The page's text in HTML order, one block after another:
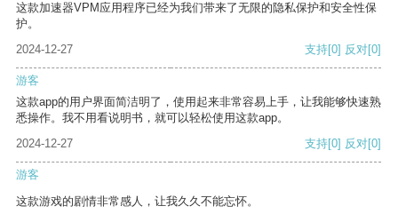
这款加速器VPM应用程序已经为我们带来了无限的隐私保护和安全性保
护。
2024-12-27
支持[0] 反对[0]
游客
这款app的用户界面简洁明了，使用起来非常容易上手，让我能够快速熟
悉操作。我不用看说明书，就可以轻松使用这款app。
2024-12-27
支持[0] 反对[0]
游客
这款游戏的剧情非常感人，让我久久不能忘怀。